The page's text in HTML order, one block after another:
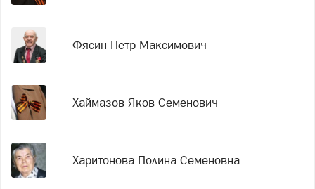
Фясин Петр Максимович
Хаймазов Яков Семенович
Харитонова Полина Семеновна